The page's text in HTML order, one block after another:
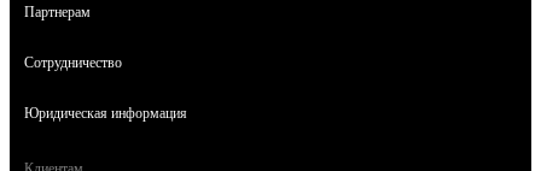
Партнерам
Сотрудничество
Юридическая информация